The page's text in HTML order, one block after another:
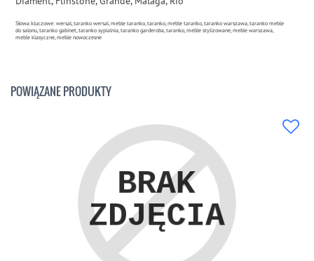
Słowa kluczowe: wersal, taranko wersal, meble taranko, taranko, meble taranko, taranko warszawa, taranko meble
do salonu, taranko gabinet, taranko sypialnia, taranko garderoba, taranko, meble stylizowane, meble warszawa,
meble klasyczne, meble nowoczesne
POWIĄZANE PRODUKTY